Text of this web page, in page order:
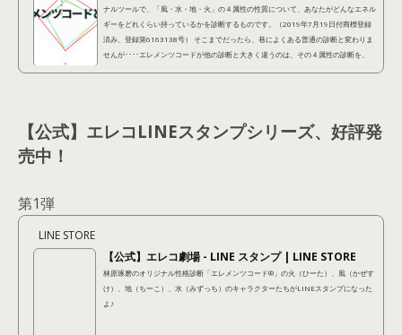
ナルツールで、「風・水・地・火」の４属性の性質について、あなたがどんなエネル
ギーをどれくらい持っているかを診断するものです。（2019年7月19日付商標登録
済み、登録第6163138号） そこまでだったら、巷によくある普通の診断と変わりま
せんが････エレメンツコードが他の診断と大きく違うのは、その４属性の診断を、
【公式】エレコLINEスタンプシリーズ、好評発
売中！
第1弾
LINE STORE
【公式】エレコ劇場 - LINE スタンプ | LINE STORE
林原琢磨のオリジナル性格診断「エレメンツコード®︎」の火（ひーた）、風（かぜす
け）、地（ちーこ）、水（みずっち）のキャラクターたちがLINEスタンプになった
よ♪